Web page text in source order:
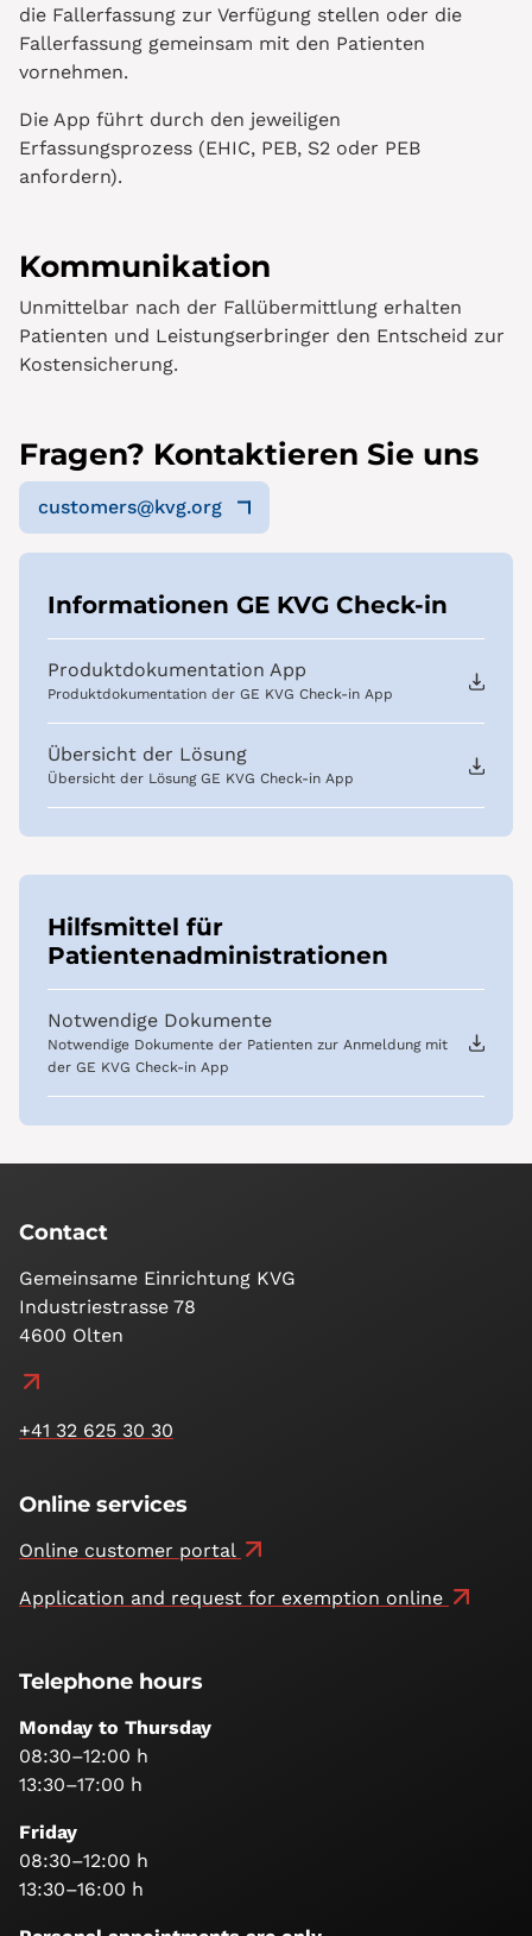
die Fallerfassung zur Verfügung stellen oder die
Fallerfassung gemeinsam mit den Patienten
vornehmen.
Die App führt durch den jeweiligen
Erfassungsprozess (EHIC, PEB, S2 oder PEB
anfordern).
Kommunikation
Unmittelbar nach der Fallübermittlung erhalten
Patienten und Leistungserbringer den Entscheid zur
Kostensicherung.
Fragen? Kontaktieren Sie uns
customers@kvg.org
Informationen GE KVG Check-in
Produktdokumentation App
Produktdokumentation der GE KVG Check-in App
Übersicht der Lösung
Übersicht der Lösung GE KVG Check-in App
Hilfsmittel für
Patientenadministrationen
Notwendige Dokumente
Notwendige Dokumente der Patienten zur Anmeldung mit
der GE KVG Check-in App
Contact
Gemeinsame Einrichtung KVG
Industriestrasse 78
4600 Olten
+41 32 625 30 30
Online services
Online customer portal
Application and request for exemption online
Telephone hours
Monday to Thursday
08:30–12:00 h
13:30–17:00 h
Friday
08:30–12:00 h
13:30–16:00 h